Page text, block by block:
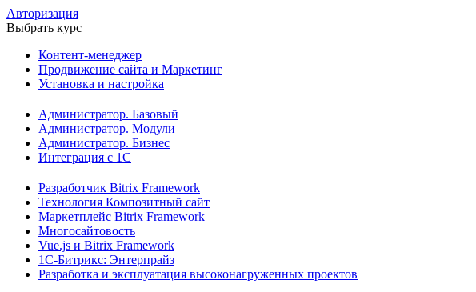
Авторизация
Выбрать курс
Контент-менеджер
Продвижение сайта и Маркетинг
Установка и настройка
Администратор. Базовый
Администратор. Модули
Администратор. Бизнес
Интеграция с 1С
Разработчик Bitrix Framework
Технология Композитный сайт
Маркетплейс Bitrix Framework
Многосайтовость
Vue.js и Bitrix Framework
1С-Битрикс: Энтерпрайз
Разработка и эксплуатация высоконагруженных проектов